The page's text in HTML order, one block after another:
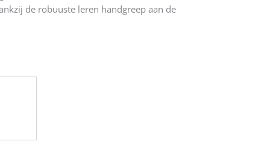
de robuuste leren handgreep aan de